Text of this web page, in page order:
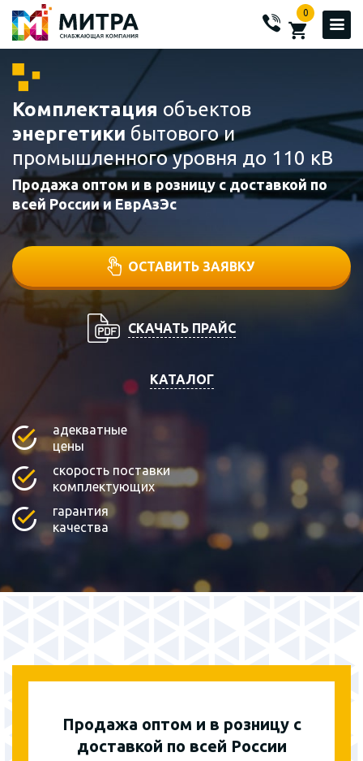
0
Комплектация объектов
энергетики бытового и
промышленного уровня до 110 кВ
Продажа оптом и в розницу с доставкой по
всей России и ЕврАзЭс
ОСТАВИТЬ ЗАЯВКУ
СКАЧАТЬ ПРАЙС
КАТАЛОГ
адекватные
цены
скорость поставки
комплектующих
гарантия
качества
Продажа оптом и в розницу с
доставкой по всей России